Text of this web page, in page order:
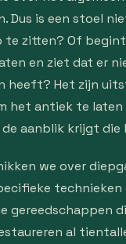
Dus is een stoel
te zitten? Of
en ziet dat er
heeft? Het zijn
het antiek te laten
aanblik krijgt die
we over
technieken
gereedschappen
al